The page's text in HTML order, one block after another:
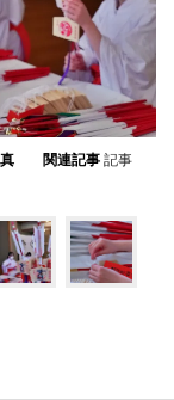
真 関連記事 記事